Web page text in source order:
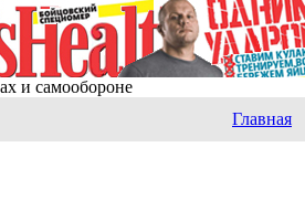
Главная